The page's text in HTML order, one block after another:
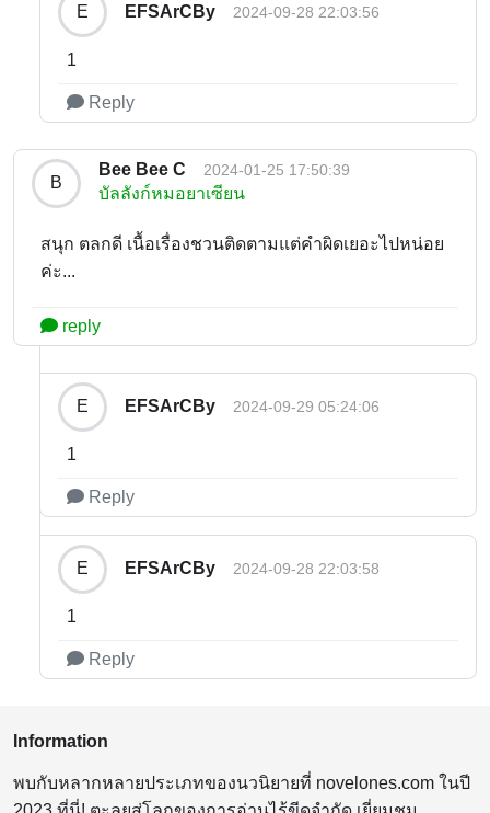
E EFSArCBy 2024-09-28 22:03:56
1
Reply
B
Bee Bee C 2024-01-25 17:50:39
บัลลังก์หมอยาเซียน
สนุก ตลกดี เนื้อเรื่องชวนติดตามแต่คำผิดเยอะไปหน่อย
ค่ะ...
reply
E EFSArCBy 2024-09-29 05:24:06
1
Reply
E EFSArCBy 2024-09-28 22:03:58
1
Reply
Information
พบกับหลากหลายประเภทของนวนิยายที่ novelones.com ในปี